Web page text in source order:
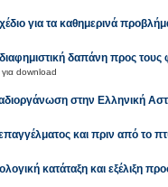
για τα καθημερινά
δαπάνη προς τους
για download
στην Ελληνική
και πριν από το
κατάταξη και εξέλιξη